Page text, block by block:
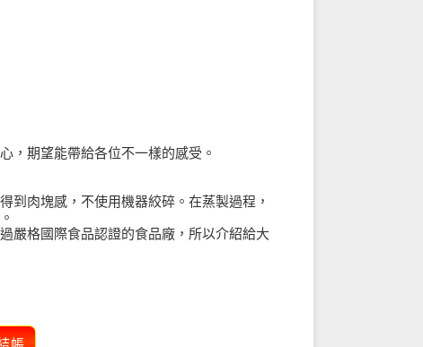
，期望能帶給各位不一樣的感受。
到肉塊感，不使用機器絞碎。在蒸製過程，
嚴格國際食品認證的食品廠，所以介紹給大